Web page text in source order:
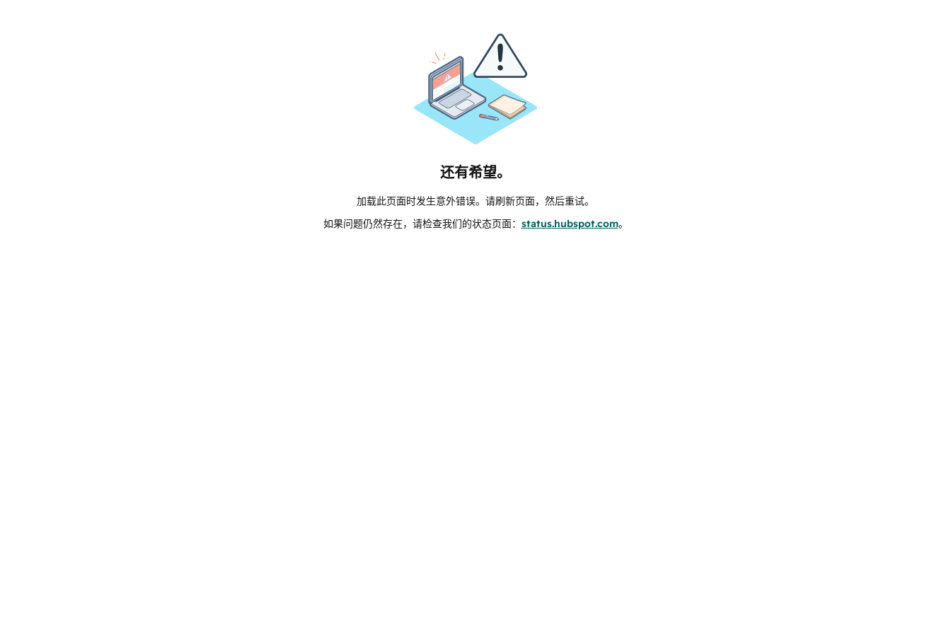
还有希望。
加载此页面时发生意外错误。请刷新页面，然后重试。
如果问题仍然存在，请检查我们的状态页面： status.hubspot.com。